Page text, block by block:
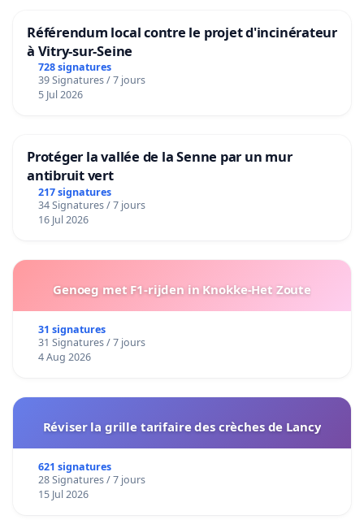
Référendum local contre le projet d'incinérateur
à Vitry-sur-Seine
728 signatures
39 Signatures / 7 jours
5 Jul 2026
Protéger la vallée de la Senne par un mur
antibruit vert
217 signatures
34 Signatures / 7 jours
16 Jul 2026
Genoeg met F1-rijden in Knokke-Het Zoute
31 signatures
31 Signatures / 7 jours
4 Aug 2026
Réviser la grille tarifaire des crèches de Lancy
621 signatures
28 Signatures / 7 jours
15 Jul 2026